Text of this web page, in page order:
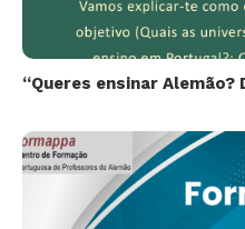
“Queres ensinar